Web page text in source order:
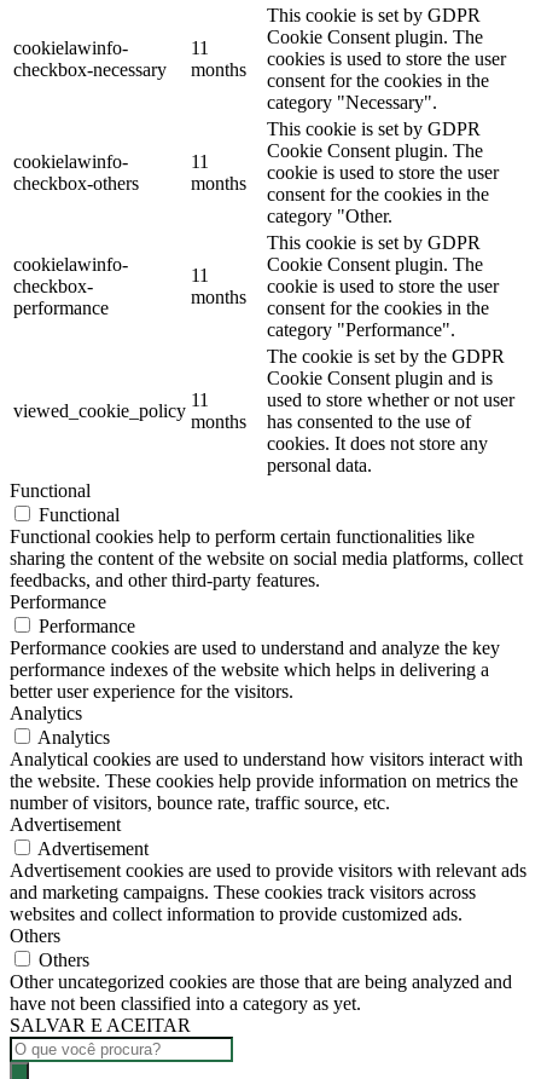
cookielawinfo-
checkbox-necessary
11
months
This cookie is set by GDPR
Cookie Consent plugin. The
cookies is used to store the user
consent for the cookies in the
category "Necessary".
cookielawinfo-
checkbox-others
11
months
This cookie is set by GDPR
Cookie Consent plugin. The
cookie is used to store the user
consent for the cookies in the
category "Other.
cookielawinfo-
checkbox-
performance
11
months
This cookie is set by GDPR
Cookie Consent plugin. The
cookie is used to store the user
consent for the cookies in the
category "Performance".
viewed_cookie_policy
11
months
The cookie is set by the GDPR
Cookie Consent plugin and is
used to store whether or not user
has consented to the use of
cookies. It does not store any
personal data.
Functional
Functional
Functional cookies help to perform certain functionalities like
sharing the content of the website on social media platforms, collect
feedbacks, and other third-party features.
Performance
Performance
Performance cookies are used to understand and analyze the key
performance indexes of the website which helps in delivering a
better user experience for the visitors.
Analytics
Analytics
Analytical cookies are used to understand how visitors interact with
the website. These cookies help provide information on metrics the
number of visitors, bounce rate, traffic source, etc.
Advertisement
Advertisement
Advertisement cookies are used to provide visitors with relevant ads
and marketing campaigns. These cookies track visitors across
websites and collect information to provide customized ads.
Others
Others
Other uncategorized cookies are those that are being analyzed and
have not been classified into a category as yet.
SALVAR E ACEITAR
Pesquisar
produtos